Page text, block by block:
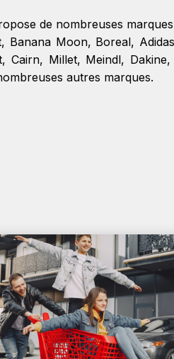
de nombreuses
, Banana Moon, Boreal, Adidas
, Cairn, Millet, Meindl, Dakine,
autres marques.